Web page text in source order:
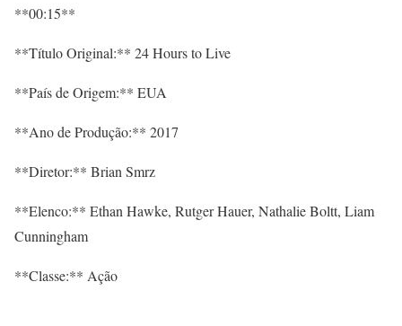
**00:15**
**Título Original:** 24 Hours to Live
**País de Origem:** EUA
**Ano de Produção:** 2017
**Diretor:** Brian Smrz
**Elenco:** Ethan Hawke, Rutger Hauer, Nathalie Boltt, Liam
Cunningham
**Classe:** Ação